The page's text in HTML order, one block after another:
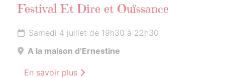
Festival Et Dire et Ouïssance
Samedi 4 juillet de 19h30 à 22h30
A la maison d’Ernestine
En savoir plus